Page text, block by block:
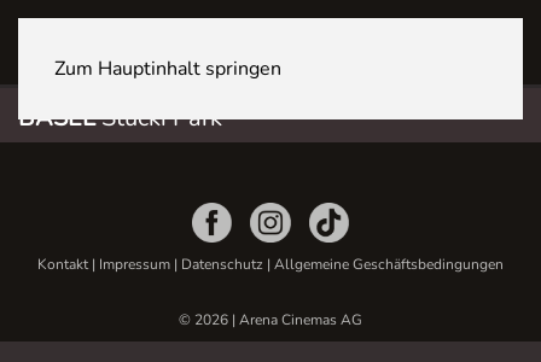
Zum Hauptinhalt springen
BASELStücki Park
Kontakt| Impressum | Datenschutz | Allgemeine Geschäftsbedingungen
© 2026 | Arena Cinemas AG